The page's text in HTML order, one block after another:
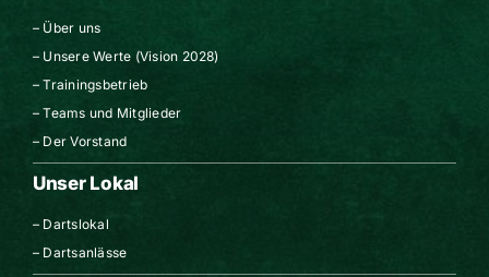
– Über uns
– Unsere Werte (Vision 2028)
–Trainingsbetrieb
–Teams und Mitglieder
– Der Vorstand
Unser Lokal
– Dartslokal
– Dartsanlässe